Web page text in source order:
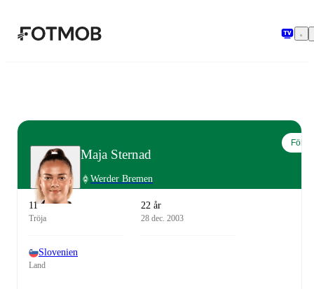
Maja Sternad
Werder Bremen
Följ
11
Tröja
22 år
28 dec. 2003
Slovenien
Land